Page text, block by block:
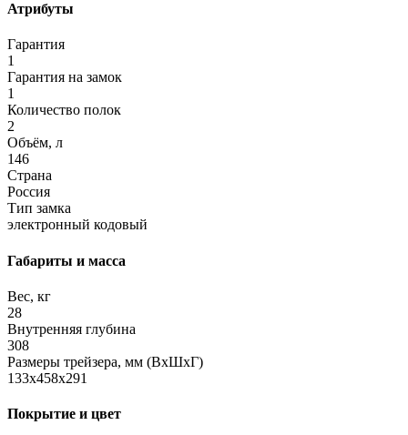
Атрибуты
Гарантия
1
Гарантия на замок
1
Количество полок
2
Объём, л
146
Страна
Россия
Тип замка
электронный кодовый
Габариты и масса
Вес, кг
28
Внутренняя глубина
308
Размеры трейзера, мм (ВхШхГ)
133x458x291
Покрытие и цвет